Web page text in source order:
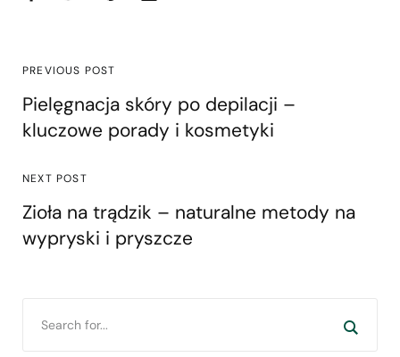
PREVIOUS POST
Pielęgnacja skóry po depilacji –
kluczowe porady i kosmetyki
NEXT POST
Zioła na trądzik – naturalne metody na
wypryski i pryszcze